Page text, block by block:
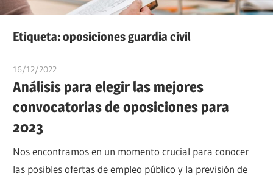
Etiqueta:oposiciones guardia civil
16/12/2022
Análisis para elegir las mejores
convocatorias de oposiciones para
2023
Nos encontramos en un momento crucial para conocer
las posibles ofertas de empleo público y la previsión de